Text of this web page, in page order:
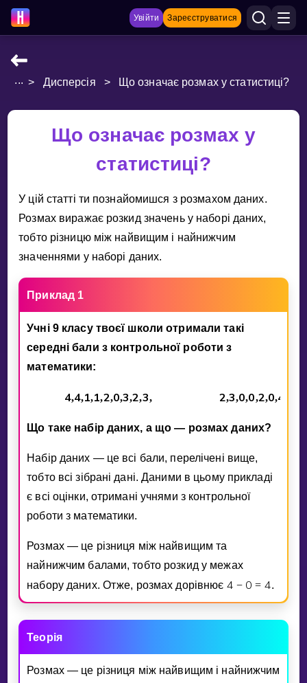
Увійти Зареєструватися
НАВЧАЛЬНІ МАТЕРІАЛИ
Показати більше
Multiplication Master
Джуніор-матем
Invite a Friend
НАВЧАЛЬНИЙ ПЛАН
Select curriculum
... > Дисперсія > Що означає розмах у статистиці?
Що означає розмах у
статистиці?
У цiй статтi ти познайомишся з розмахом даних.
Розмах виражає розкид значень у наборi даних,
тобто рiзницю мiж найвищим i найнижчим
значеннями у наборi даних.
Приклад 1
Учнi 9 класу твоєї школи отримали такi
середнi бали з контрольної роботи з
математики:
4,4,1,1,2,0,3,2,3, 2,3,0,0,2,0,4
Що таке набiр даних, а що — розмах даних?
Набiр даних — це всi бали, перелiченi вище,
тобто всi зiбранi данi. Даними в цьому прикладi
є всi оцiнки, отриманi учнями з контрольної
роботи з математики.
Розмах — це рiзниця мiж найвищим та
найнижчим балами, тобто розкид у межах
набору даних. Отже, розмах дорiвнює 4 − 0 = 4.
Теорiя
Розмах — це рiзниця мiж найвищим i найнижчим